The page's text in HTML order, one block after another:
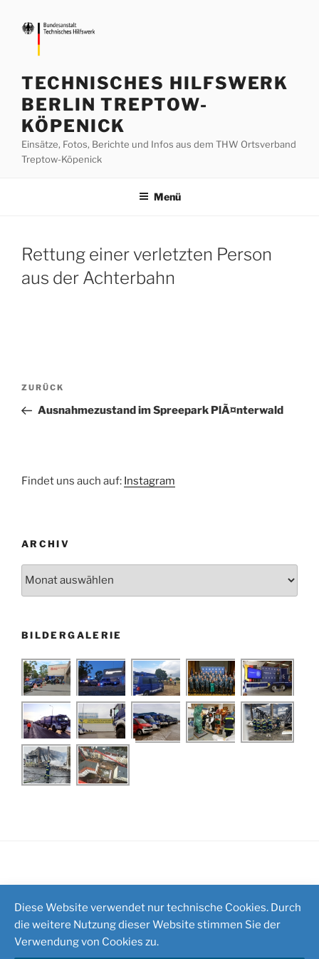
Inhalt
springen
TECHNISCHES HILFSWERK
BERLIN TREPTOW-
KÖPENICK
Einsätze, Fotos, Berichte und Infos aus dem THW Ortsverband
Treptow-Köpenick
Menü
Rettung einer verletzten Person
aus der Achterbahn
Beitragsnavigation
Vorheriger
Beitrag
ZURÜCK
Ausnahmezustand im Spreepark PlÃ¤nterwald
Findet uns auch auf: Instagram
ARCHIV
BILDERGALERIE
Diese Website verwendet nur technische Cookies. Durch
die weitere Nutzung dieser Website stimmen Sie der
Verwendung von Cookies zu.